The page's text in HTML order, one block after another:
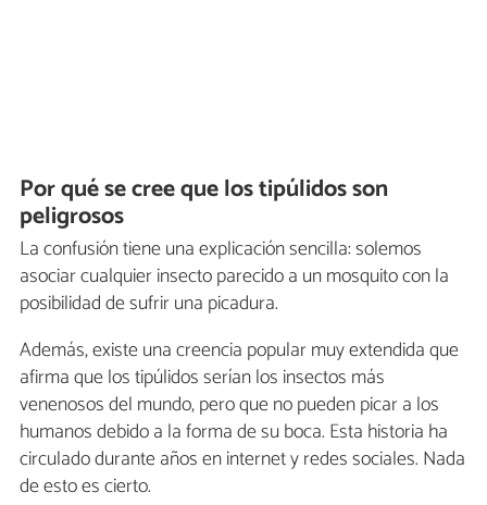
Por qué se cree que los tipúlidos son
peligrosos
La confusión tiene una explicación sencilla: solemos
asociar cualquier insecto parecido a un mosquito con la
posibilidad de sufrir una picadura.
Además, existe una creencia popular muy extendida que
afirma que los tipúlidos serían los insectos más
venenosos del mundo, pero que no pueden picar a los
humanos debido a la forma de su boca. Esta historia ha
circulado durante años en internet y redes sociales. Nada
de esto es cierto.